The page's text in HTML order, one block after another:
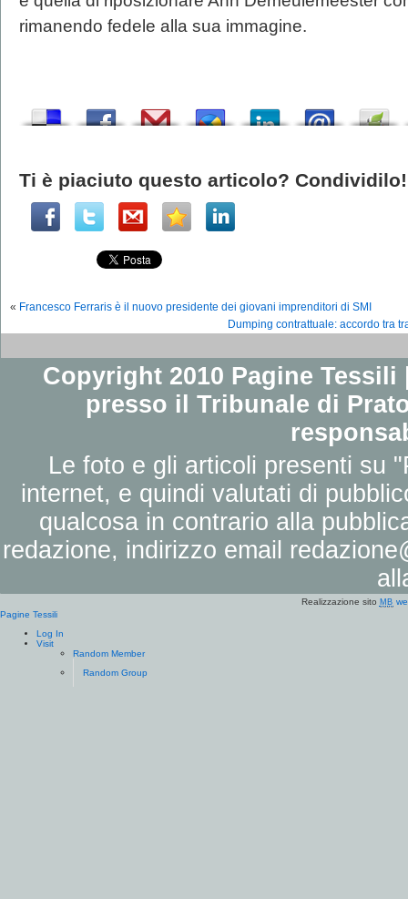
rimanendo fedele alla sua immagine.
Ti è piaciuto questo articolo? Condividilo!
« Francesco Ferraris è il nuovo presidente dei giovani imprenditori di SMI
Dumping contrattuale: accordo tra
Copyright 2010 Pagine
presso il Tribunale di
Le foto e gli articoli presenti su
internet, e quindi valutati di
qualcosa in contrario alla
redazione, indirizzo email
Realizzazione sito MB
Pagine Tessili
Log In
Visit
Random Member
Random Group